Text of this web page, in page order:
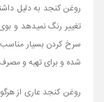
روغن کنجد به دلیل
تغییر رنگ نمیدهد و
سرخ کردن بسیار
شده و برای تهیه و